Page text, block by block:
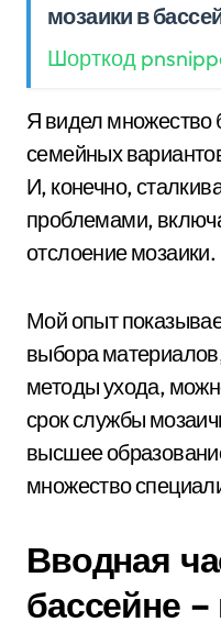
мозаики в
Шорткод
Я видел множество
семейных
И, конечно,
проблемами,
отслоение мозаики.
Мой опыт
выбора
методы ухода,
срок службы
высшее
множество
Вводная
бассейне –